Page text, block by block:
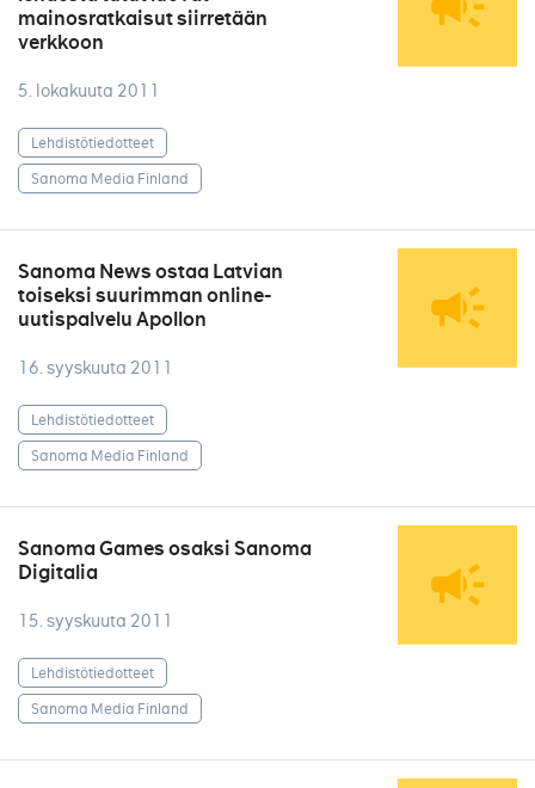
mainosratkaisut siirretään
verkkoon
5. lokakuuta 2011
Lehdistötiedotteet
Sanoma Media Finland
Sanoma News ostaa Latvian
toiseksi suurimman online-
uutispalvelu Apollon
16. syyskuuta 2011
Lehdistötiedotteet
Sanoma Media Finland
Sanoma Games osaksi Sanoma
Digitalia
15. syyskuuta 2011
Lehdistötiedotteet
Sanoma Media Finland